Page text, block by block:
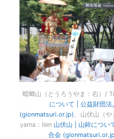
蟷螂山（とうろうやま：右）/
について | 公益財団
(gionmatsuri.or.jp) 、山伏山（
yama：lien 山伏山 | 山鉾につい
合会